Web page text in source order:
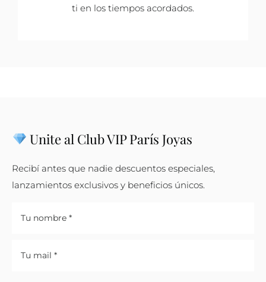
ti en los tiempos acordados.
Unite al Club VIP París Joyas
Recibí antes que nadie descuentos especiales,
lanzamientos exclusivos y beneficios únicos.